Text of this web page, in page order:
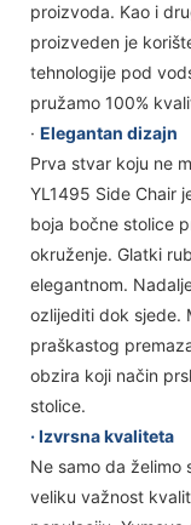
proizvoda. Kao i
proizveden je
tehnologije pod
pružamo 100%
· Elegantan dizajn
Prva stvar koju ne
YL1495 Side Chair
boja bočne stolice
okruženje. Glatki
elegantnom.
ozlijediti dok sjede.
praškastog
obzira koji način
stolice.
· Izvrsna kvaliteta
Ne samo da želimo
veliku važnost